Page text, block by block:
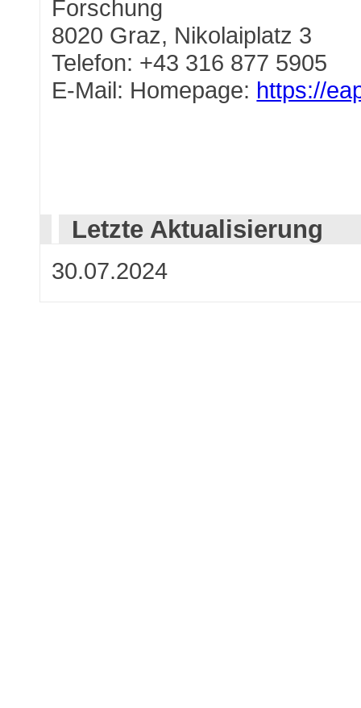
Forschung
8020 Graz, Nikolaiplatz 3
Telefon: +43 316 877 5905
E-Mail: Homepage: https://
Letzte Aktualisierung
30.07.2024